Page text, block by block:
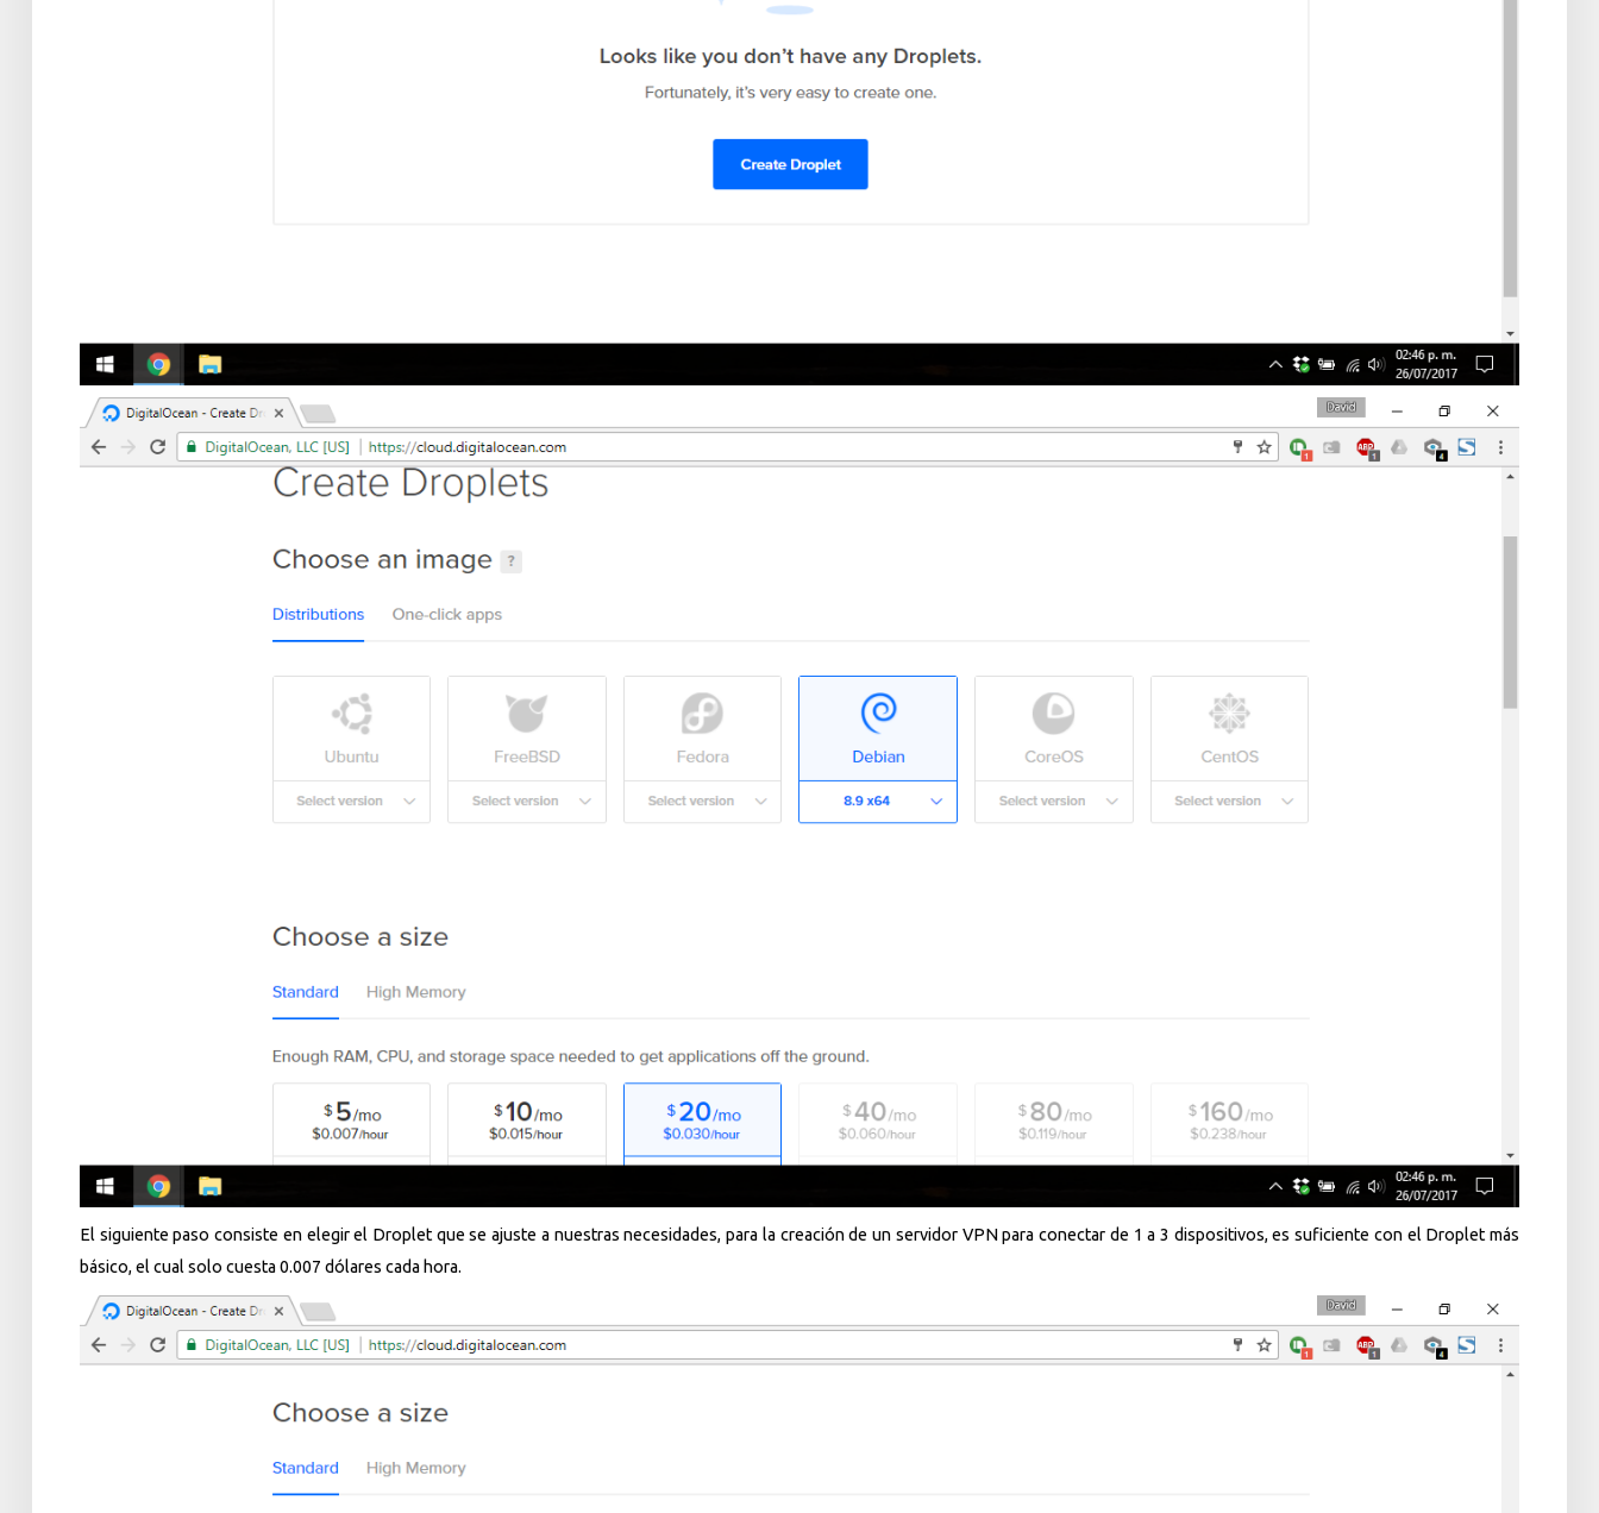
El siguiente paso consiste en elegir el Droplet que se ajuste a nuestras necesidades, para la creación de un servidor VPN para conectar de 1 a 3 dispositivos, es suficiente con el Droplet más
básico, el cual solo cuesta 0.007 dólares cada hora.